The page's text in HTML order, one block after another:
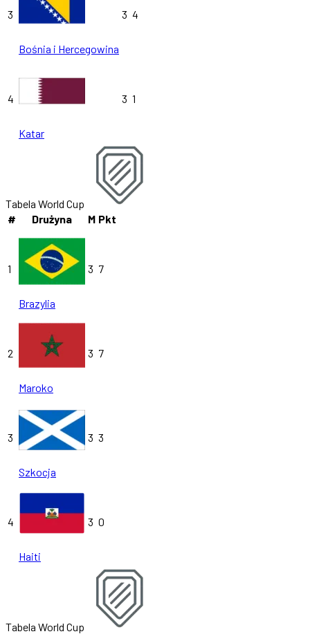
3
Bośnia i Hercegowina
3 4
4
Katar
3 1
Tabela World Cup
#
Drużyna M Pkt
1
Brazylia
3 7
2
Maroko
3 7
3
Szkocja
3 3
4
Haiti
3 0
Tabela World Cup